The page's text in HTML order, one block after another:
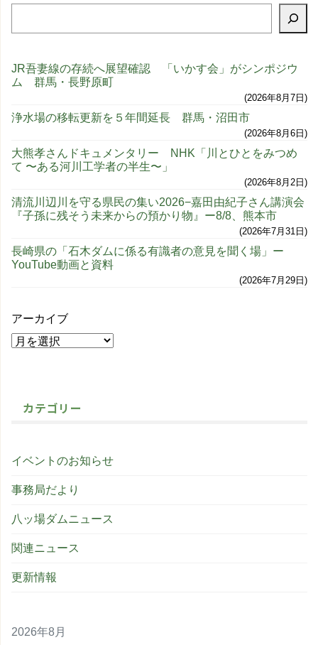
JR吾妻線の存続へ展望確認 「いかす会」がシンポジウ
ム 群馬・長野原町
2026年8月7日
浄水場の移転更新を５年間延長 群馬・沼田市
2026年8月6日
大熊孝さんドキュメンタリー NHK「川とひとをみつめ
て 〜ある河川工学者の半生〜」
2026年8月2日
清流川辺川を守る県民の集い2026−嘉田由紀子さん講演会
『子孫に残そう未来からの預かり物』ー8/8、熊本市
2026年7月31日
長崎県の「石木ダムに係る有識者の意見を聞く場」ー
YouTube動画と資料
2026年7月29日
アーカイブ
カテゴリー
イベントのお知らせ
事務局だより
八ッ場ダムニュース
関連ニュース
更新情報
2026年8月